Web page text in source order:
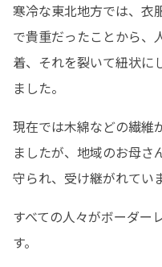
寒冷な東北地方では、衣
で貴重だったことから、
着、それを裂いて紐状に
ました。
現在では木綿などの繊維
ましたが、地域のお母さ
守られ、受け継がれてい
すべての人々がボーダー
す。